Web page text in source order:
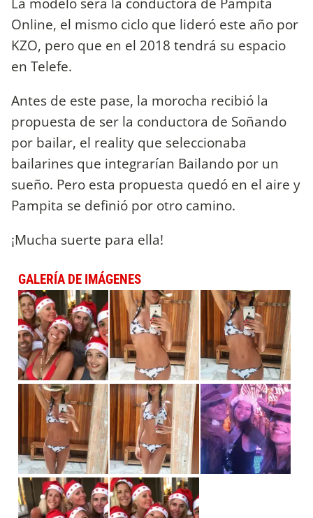
Online, el mismo ciclo que lideró este año por
KZO, pero que en el 2018 tendrá su espacio
en Telefe.
Antes de este pase, la morocha recibió la
propuesta de ser la conductora de Soñando
por bailar, el reality que seleccionaba
bailarines que integrarían Bailando por un
sueño. Pero esta propuesta quedó en el aire y
Pampita se definió por otro camino.
¡Mucha suerte para ella!
GALERÍA DE IMÁGENES